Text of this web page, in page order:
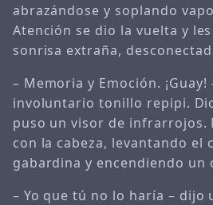
abrazándose y soplando
Atención se dio la vuelta y
sonrisa extraña,
– Memoria y Emoción.
involuntario tonillo repipi.
puso un visor de infrarrojos.
con la cabeza, levantando el
gabardina y encendiendo un
– Yo que tú no lo haría – dijo